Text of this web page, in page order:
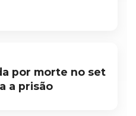
por morte no set
a prisão